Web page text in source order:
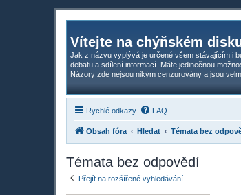
Vítejte na chýňském
Jak z názvu vyplývá je určené všem stávajícím i
debatu a sdílení informací. Máte jedinečnou
Názory zde nejsou nikým cenzurovány a jsou
Rychlé odkazy FAQ
Obsah fóra Hledat Témata bez
Témata bez odpovědí
Přejít na rozšířené vyhledávání